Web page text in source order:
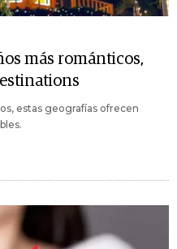
más románticos,
estas geografías ofrecen